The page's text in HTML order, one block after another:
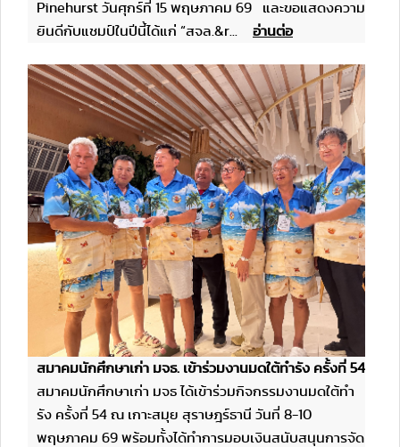
Pinehurst วันศุกร์ที่ 15 พฤษภาคม 69 และขอแสดงความ
ยินดีกับแชมป์ในปีนี้ได้แก่ “สจล.&r... อ่านต่อ
สมาคมนักศึกษาเก่า มจธ. เข้าร่วมงานมดใต้ทำรัง ครั้งที่ 54
สมาคมนักศึกษาเก่า มจธ ได้เข้าร่วมกิจกรรมงานมดใต้ทำ
รัง ครั้งที่ 54 ณ เกาะสมุย สุราษฎร์ธานี วันที่ 8-10
พฤษภาคม 69 พร้อมทั้งได้ทำการมอบเงินสนับสนุนการจัด